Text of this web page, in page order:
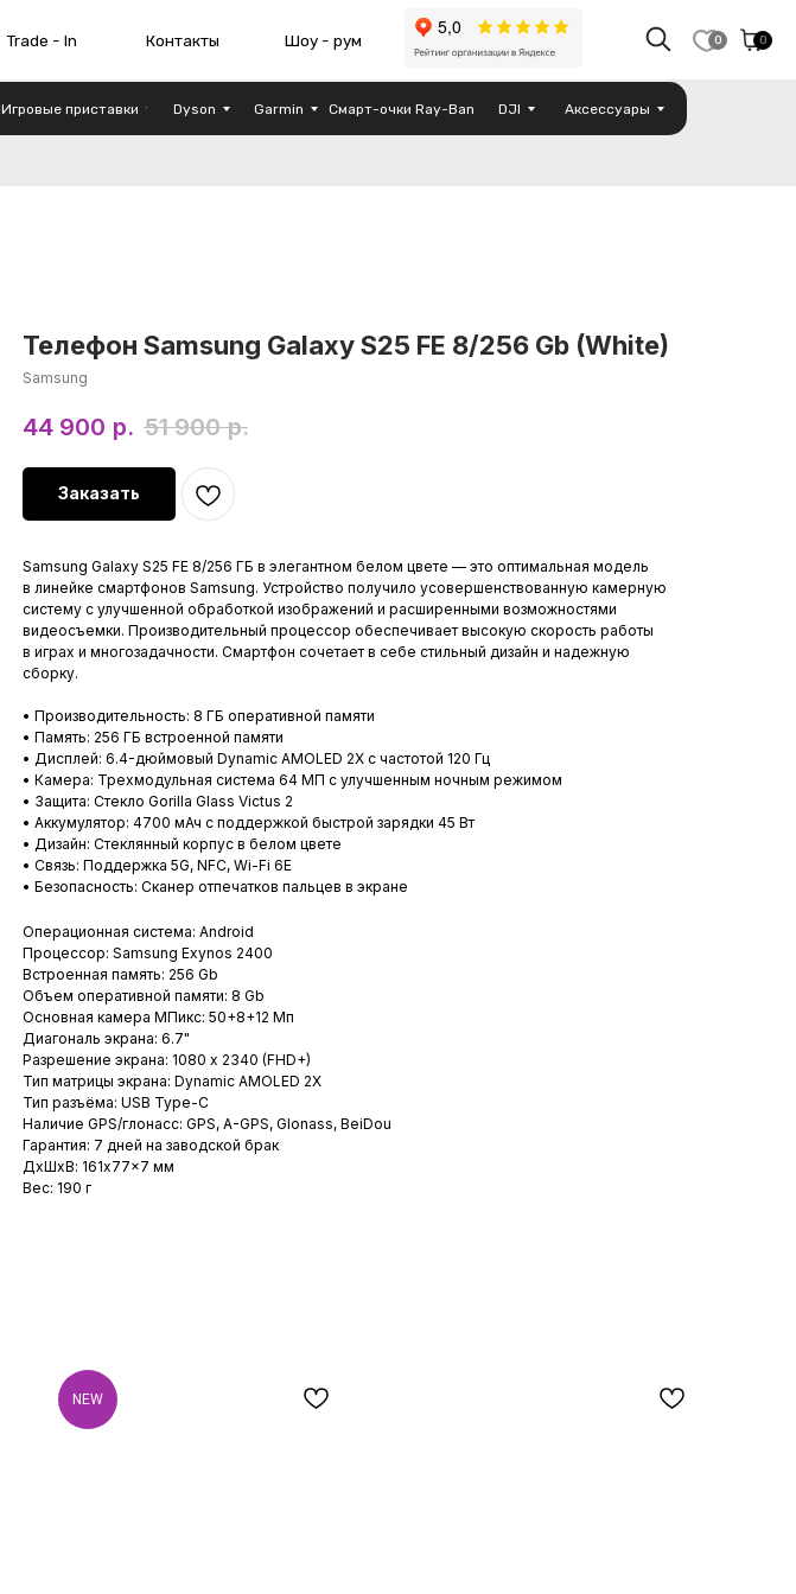
Контакты Шоу - рум 0
Аксессуары
DJI
Garmin
Dyson
Игровые приставки Смарт-очки Ray-Ban
Телефон Samsung Galaxy S25 FE 8/256 Gb (White)
Samsung
44 900 р. 51 900 р.
Заказать
Samsung Galaxy S25 FE 8/256 ГБ в элегантном белом цвете — это оптимальная модель
в линейке смартфонов Samsung. Устройство получило усовершенствованную камерную
систему с улучшенной обработкой изображений и расширенными возможностями
видеосъемки. Производительный процессор обеспечивает высокую скорость работы
в играх и многозадачности. Смартфон сочетает в себе стильный дизайн и надежную
сборку.
• Производительность: 8 ГБ оперативной памяти
• Память: 256 ГБ встроенной памяти
• Дисплей: 6.4-дюймовый Dynamic AMOLED 2X с частотой 120 Гц
• Камера: Трехмодульная система 64 МП с улучшенным ночным режимом
• Защита: Стекло Gorilla Glass Victus 2
• Аккумулятор: 4700 мАч с поддержкой быстрой зарядки 45 Вт
• Дизайн: Стеклянный корпус в белом цвете
• Связь: Поддержка 5G, NFC, Wi-Fi 6E
• Безопасность: Сканер отпечатков пальцев в экране
Операционная система: Android
Процессор: Samsung Exynos 2400
Встроенная память: 256 Gb
Объем оперативной памяти: 8 Gb
Основная камера МПикс: 50+8+12 Мп
Диагональ экрана: 6.7"
Разрешение экрана: 1080 x 2340 (FHD+)
Тип матрицы экрана: Dynamic AMOLED 2X
Тип разъёма: USB Type-C
Наличие GPS/глонасс: GPS, A-GPS, Glonass, BeiDou
Гарантия: 7 дней на заводской брак
ДxШxВ: 161x77x7 мм
Вес: 190 г
NEW